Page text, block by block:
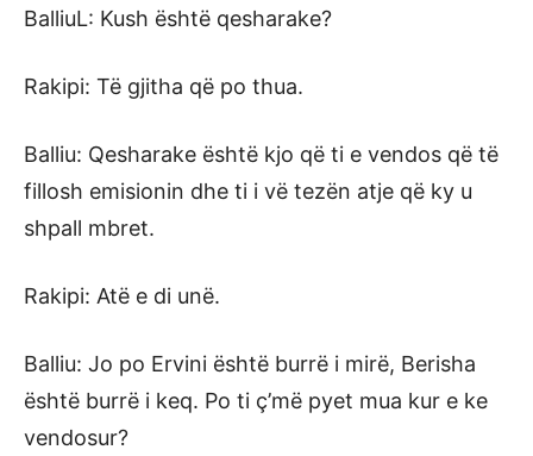
BalliuL: Kush është qesharake?
Rakipi: Të gjitha që po thua.
Balliu: Qesharake është kjo që ti e vendos që të
fillosh emisionin dhe ti i vë tezën atje që ky u
shpall mbret.
Rakipi: Atë e di unë.
Balliu: Jo po Ervini është burrë i mirë, Berisha
është burrë i keq. Po ti ç’më pyet mua kur e ke
vendosur?